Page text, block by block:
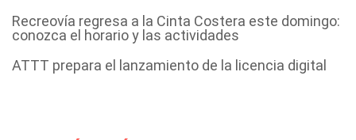
Recreovía regresa a la Cinta Costera este domingo:
conozca el horario y las actividades
ATTT prepara el lanzamiento de la licencia digital